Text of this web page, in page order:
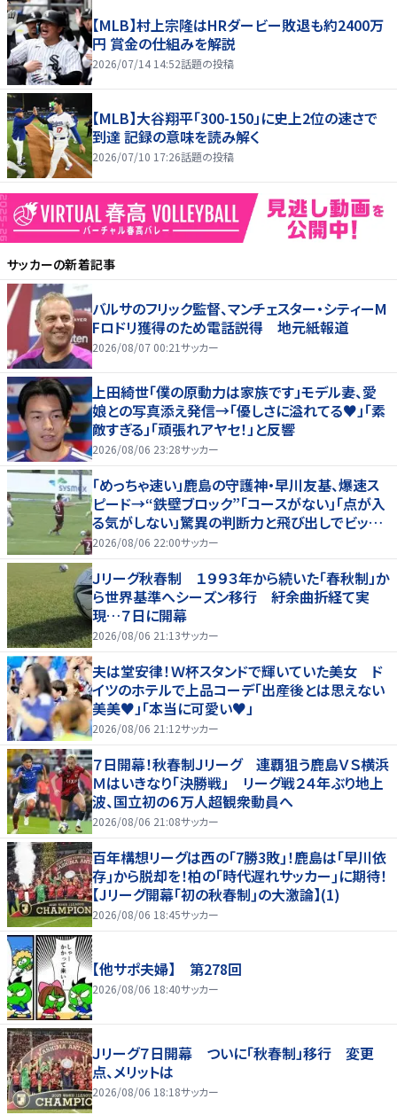
【MLB】村上宗隆はHRダービー敗退も約2400万
円 賞金の仕組みを解説
2026/07/14 14:52話題の投稿
【MLB】大谷翔平「300-150」に史上2位の速さで
到達 記録の意味を読み解く
2026/07/10 17:26話題の投稿
サッカーの新着記事
バルサのフリック監督、マンチェスター・シティーM
Fロドリ獲得のため電話説得 地元紙報道
2026/08/07 00:21サッカー
上田綺世「僕の原動力は家族です」モデル妻、愛
娘との写真添え発信→「優しさに溢れてる♥」「素
敵すぎる」「頑張れアヤセ！」と反響
2026/08/06 23:28サッカー
「めっちゃ速い」鹿島の守護神・早川友基、爆速ス
ピード→“鉄壁ブロック”「コースがない」「点が入
る気がしない」驚異の判断力と飛び出しでビッグ
セーブ
2026/08/06 22:00サッカー
Ｊリーグ秋春制 １９９３年から続いた「春秋制」か
ら世界基準へシーズン移行 紆余曲折経て実
現…７日に開幕
2026/08/06 21:13サッカー
夫は堂安律！Ｗ杯スタンドで輝いていた美女 ド
イツのホテルで上品コーデ「出産後とは思えない
美美♥」「本当に可愛い♥」
2026/08/06 21:12サッカー
７日開幕！秋春制Ｊリーグ 連覇狙う鹿島ＶＳ横浜
Ｍはいきなり「決勝戦」 リーグ戦２４年ぶり地上
波、国立初の６万人超観衆動員へ
2026/08/06 21:08サッカー
百年構想リーグは西の｢7勝3敗｣！鹿島は｢早川依
存｣から脱却を！柏の｢時代遅れサッカー｣に期待！
【Jリーグ開幕｢初の秋春制｣の大激論】(1)
2026/08/06 18:45サッカー
【他サポ夫婦】 第278回
2026/08/06 18:40サッカー
Ｊリーグ７日開幕 ついに「秋春制」移行 変更
点、メリットは
2026/08/06 18:18サッカー